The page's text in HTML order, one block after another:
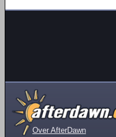
Over AfterDawn